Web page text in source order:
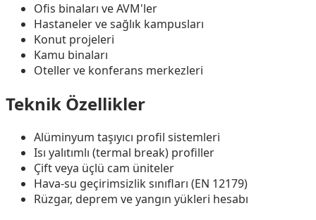
Ofis binaları ve AVM'ler
Hastaneler ve sağlık kampusları
Konut projeleri
Kamu binaları
Oteller ve konferans merkezleri
Teknik Özellikler
Alüminyum taşıyıcı profil sistemleri
Isı yalıtımlı (termal break) profiller
Çift veya üçlü cam üniteler
Hava-su geçirimsizlik sınıfları (EN 12179)
Rüzgar, deprem ve yangın yükleri hesabı